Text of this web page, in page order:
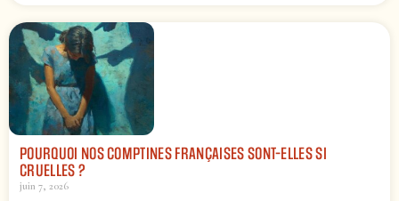
POURQUOI NOS COMPTINES FRANÇAISES SONT-ELLES SI
CRUELLES ?
juin 7, 2026